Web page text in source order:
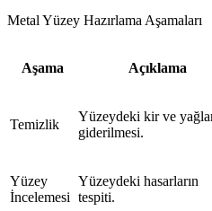
Metal Yüzey Hazırlama Aşamaları
Aşama Açıklama
Temizlik
Yüzeydeki kir ve
giderilmesi.
Yüzey
İncelemesi
Yüzeydeki hasarların
tespiti.